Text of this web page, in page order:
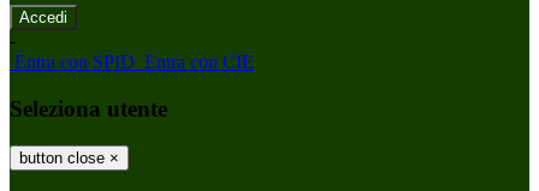
-
Entra con SPID Entra con CIE
Seleziona utente
button close ×